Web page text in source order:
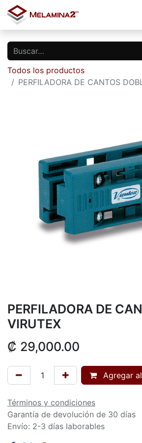
Todos los productos
PERFILADORA DE CANTOS
PERFILADORA DE
VIRUTEX
₡ 29,000.00
Agregar
Términos y condiciones
Garantía de devolución de 30 días
Envío: 2-3 días laborables